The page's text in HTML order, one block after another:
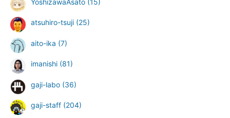
atsuhiro-tsuji (25)
aito-ika (7)
imanishi (81)
gaji-labo (36)
gaji-staff (204)